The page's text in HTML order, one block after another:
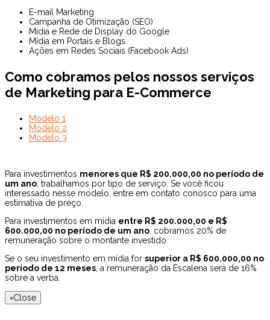
E-mail Marketing
Campanha de Otimização (SEO)
Mídia e Rede de Display do Google
Mídia em Portais e Blogs
Ações em Redes Sociais (Facebook Ads)
Como cobramos pelos nossos serviços
de Marketing para E-Commerce
Modelo 1
Modelo 2
Modelo 3
Para investimentos menores que R$ 200.000,00 no período de
um ano, trabalhamos por tipo de serviço. Se você ficou
interessado nesse modelo, entre em contato conosco para uma
estimativa de preço.
Para investimentos em mídia entre R$ 200.000,00 e R$
600.000,00 no período de um ano, cobramos 20% de
remuneração sobre o montante investido.
Se o seu investimento em mídia for superior a R$ 600.000,00 no
período de 12 meses, a remuneração da Escalena será de 16%
sobre a verba.
×Close